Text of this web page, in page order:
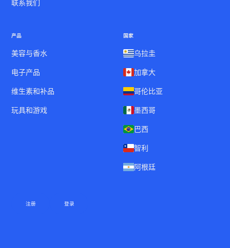
联系我们
产品
美容与香水
电子产品
维生素和补品
玩具和游戏
国家
乌拉圭
加拿大
哥伦比亚
墨西哥
巴西
智利
阿根廷
注册 登录